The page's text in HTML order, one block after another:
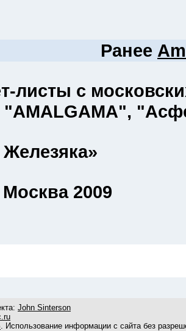
Ранее
листы c
2009
John Sinterson
. Использование информации с сайта без